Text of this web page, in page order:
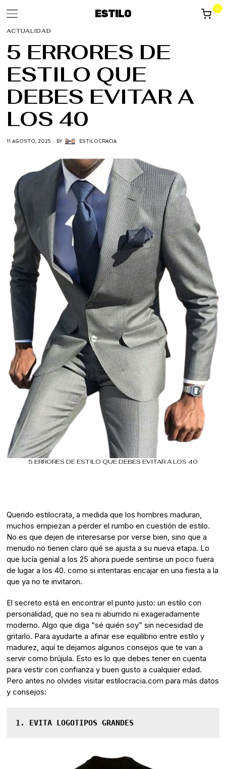
ESTILO 0
ACTUALIDAD
5 ERRORES DE
ESTILO QUE
DEBES EVITAR A
LOS 40
11 AGOSTO, 2025 BY ESTILOCRACIA
5 ERRORES DE ESTILO QUE DEBES EVITAR A LOS 40
Querido estilocrata, a medida que los hombres maduran,
muchos empiezan a perder el rumbo en cuestión de estilo.
No es que dejen de interesarse por verse bien, sino que a
menudo no tienen claro qué se ajusta a su nueva etapa. Lo
que lucía genial a los 25 ahora puede sentirse un poco fuera
de lugar a los 40. como si intentaras encajar en una fiesta a la
que ya no te invitaron.
El secreto está en encontrar el punto justo: un estilo con
personalidad, que no sea ni aburrido ni exageradamente
moderno. Algo que diga “sé quién soy” sin necesidad de
gritarlo. Para ayudarte a afinar ese equilibrio entre estilo y
madurez, aquí te dejamos algunos consejos que te van a
servir como brújula. Esto es lo que debes tener en cuenta
para vestir con confianza y buen gusto a cualquier edad.
Pero antes no olvides visitar estilocracia.com para más datos
y consejos:
1. EVITA LOGOTIPOS GRANDES